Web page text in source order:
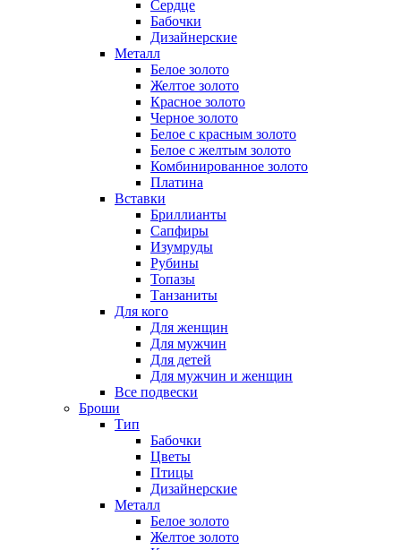
Сердце
Бабочки
Дизайнерские
Металл
Белое золото
Желтое золото
Красное золото
Черное золото
Белое с красным золото
Белое с желтым золото
Комбинированное золото
Платина
Вставки
Бриллианты
Сапфиры
Изумруды
Рубины
Топазы
Танзаниты
Для кого
Для женщин
Для мужчин
Для детей
Для мужчин и женщин
Все подвески
Броши
Тип
Бабочки
Цветы
Птицы
Дизайнерские
Металл
Белое золото
Желтое золото